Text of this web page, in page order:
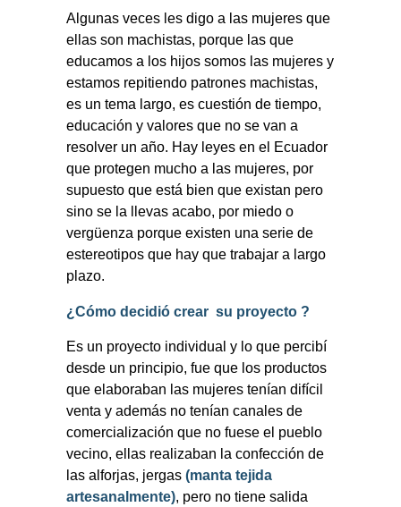
Algunas veces les digo a las mujeres que
ellas son machistas, porque las que
educamos a los hijos somos las mujeres y
estamos repitiendo patrones machistas,
es un tema largo, es cuestión de tiempo,
educación y valores que no se van a
resolver un año. Hay leyes en el Ecuador
que protegen mucho a las mujeres, por
supuesto que está bien que existan pero
sino se la llevas acabo, por miedo o
vergüenza porque existen una serie de
estereotipos que hay que trabajar a largo
plazo.
¿Cómo decidió crear su proyecto ?
Es un proyecto individual y lo que percibí
desde un principio, fue que los productos
que elaboraban las mujeres tenían difícil
venta y además no tenían canales de
comercialización que no fuese el pueblo
vecino, ellas realizaban la confección de
las alforjas, jergas (manta tejida
artesanalmente), pero no tiene salida